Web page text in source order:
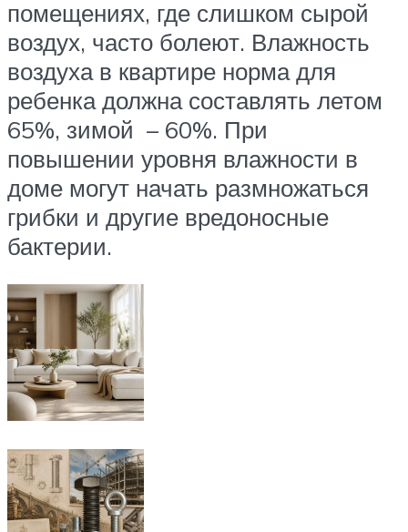
помещениях, где слишком сырой
воздух, часто болеют. Влажность
воздуха в квартире норма для
ребенка должна составлять летом
65%, зимой – 60%. При
повышении уровня влажности в
доме могут начать размножаться
грибки и другие вредоносные
бактерии.